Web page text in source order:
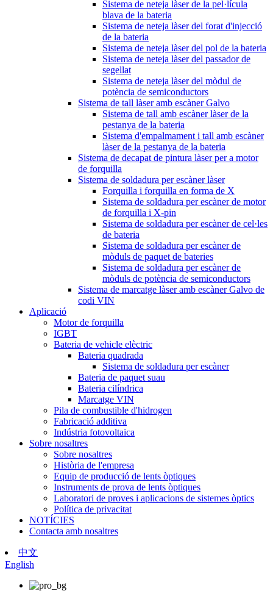
Sistema de neteja làser de la pel·lícula
blava de la bateria
Sistema de neteja làser del forat d'injecció
de la bateria
Sistema de neteja làser del pol de la bateria
Sistema de neteja làser del passador de
segellat
Sistema de neteja làser del mòdul de
potència de semiconductors
Sistema de tall làser amb escàner Galvo
Sistema de tall amb escàner làser de la
pestanya de la bateria
Sistema d'empalmament i tall amb escàner
làser de la pestanya de la bateria
Sistema de decapat de pintura làser per a motor
de forquilla
Sistema de soldadura per escàner làser
Forquilla i forquilla en forma de X
Sistema de soldadura per escàner de motor
de forquilla i X-pin
Sistema de soldadura per escàner de cel·les
de bateria
Sistema de soldadura per escàner de
mòduls de paquet de bateries
Sistema de soldadura per escàner de
mòduls de potència de semiconductors
Sistema de marcatge làser amb escàner Galvo de
codi VIN
Aplicació
Motor de forquilla
IGBT
Bateria de vehicle elèctric
Bateria quadrada
Sistema de soldadura per escàner
Bateria de paquet suau
Bateria cilíndrica
Marcatge VIN
Pila de combustible d'hidrogen
Fabricació additiva
Indústria fotovoltaica
Sobre nosaltres
Sobre nosaltres
Història de l'empresa
Equip de producció de lents òptiques
Instruments de prova de lents òptiques
Laboratori de proves i aplicacions de sistemes òptics
Política de privacitat
NOTÍCIES
Contacta amb nosaltres
中文
English